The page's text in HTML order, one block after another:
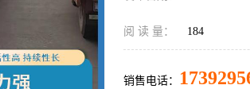
阅 读 量： 184
销售电话：